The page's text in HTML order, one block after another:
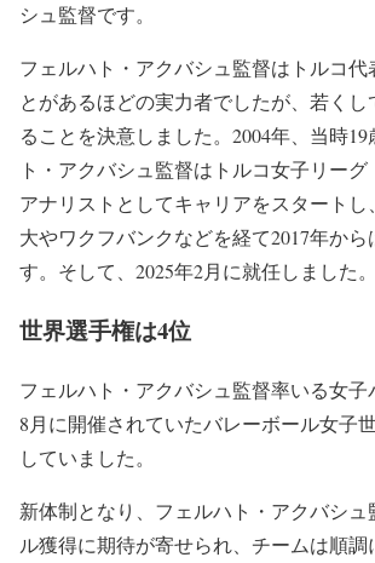
シュ監督です。
フェルハト・アクバシュ監督はトルコ代
とがあるほどの実力者でしたが、若く
ることを決意しました。2004年、当時
ト・アクバシュ監督はトルコ女子リー
アナリストとしてキャリアをスタートし
大やワクフバンクなどを経て2017年から
す。そして、2025年2月に就任しました。
世界選手権は4位
フェルハト・アクバシュ監督率いる女子
8月に開催されていたバレーボール女子
していました。
新体制となり、フェルハト・アクバシ
ル獲得に期待が寄せられ、チームは順調